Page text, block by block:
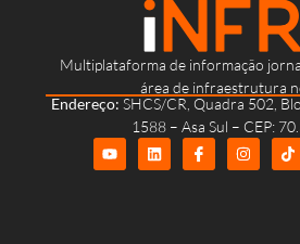
Multiplataforma de informação
área de infraestrutura
Endereço: SHCS/CR, Quadra 502,
1588 – Asa Sul – CEP: